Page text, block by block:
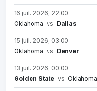
16 juil. 2026, 22:00
Oklahoma vs Dallas
15 juil. 2026, 03:00
Oklahoma vs Denver
13 juil. 2026, 00:00
Golden State vs Oklahoma